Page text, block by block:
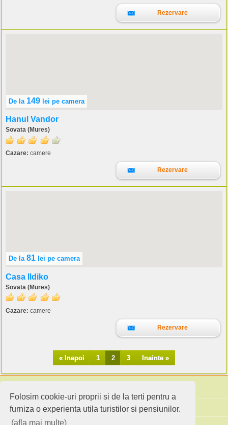
Folosim cookie-uri proprii si de la terti pentru a
furniza o experienta utila turistilor si pensiunilor.
(afla mai multe)
Rezervare
De la 149 lei pe camera
Hanul Vandor
Sovata (Mures)
Cazare: camere
Rezervare
De la 81 lei pe camera
Casa Ildiko
Sovata (Mures)
Cazare: camere
Rezervare
« Inapoi 1 2 3 Inainte »
Cauta pensiuni